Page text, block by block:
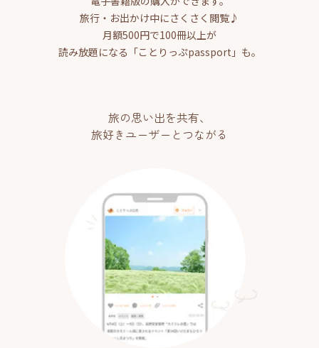
旅行・お出かけ中にさくさく閲覧♪
月額500円で100冊以上が
読み放題になる「ことりっぷpassport」も。
旅の思い出を共有、
旅好きユーザーとつながる